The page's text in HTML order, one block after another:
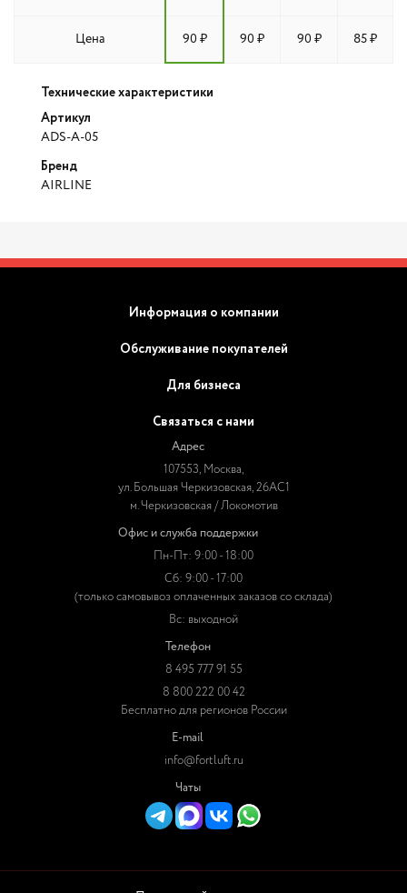
Цена 90 ₽ 90 ₽ 90 ₽ 85 ₽
Технические характеристики
Артикул
ADS-A-05
Бренд
AIRLINE
Информация о компании
Обслуживание покупателей
Для бизнеса
Связаться с нами
Адрес
107553, Москва,
ул. Большая Черкизовская, 26АС1
м. Черкизовская / Локомотив
Офис и служба поддержки
Пн-Пт: 9:00 - 18:00
Сб: 9:00 - 17:00
(только самовывоз оплаченных заказов со склада)
Вс: выходной
Телефон
8 495 777 91 55
8 800 222 00 42
Бесплатно для регионов России
E-mail
info@fortluft.ru
Чаты